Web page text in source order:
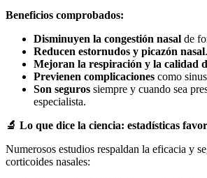
Beneficios comprobados:
Disminuyen la congestión nasal de
Reducen estornudos y picazón nasal.
Mejoran la respiración y la calidad
Previenen complicaciones como
Son seguros siempre y cuando sea
especialista.
🔬 Lo que dice la ciencia: estadísticas
Numerosos estudios respaldan la eficacia y
corticoides nasales: